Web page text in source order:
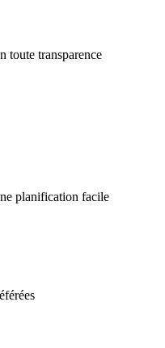
toute transparence
planification facile